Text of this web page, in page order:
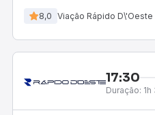
8,0 Viação Rápido D\'Oeste
17:30
Duração: 1h